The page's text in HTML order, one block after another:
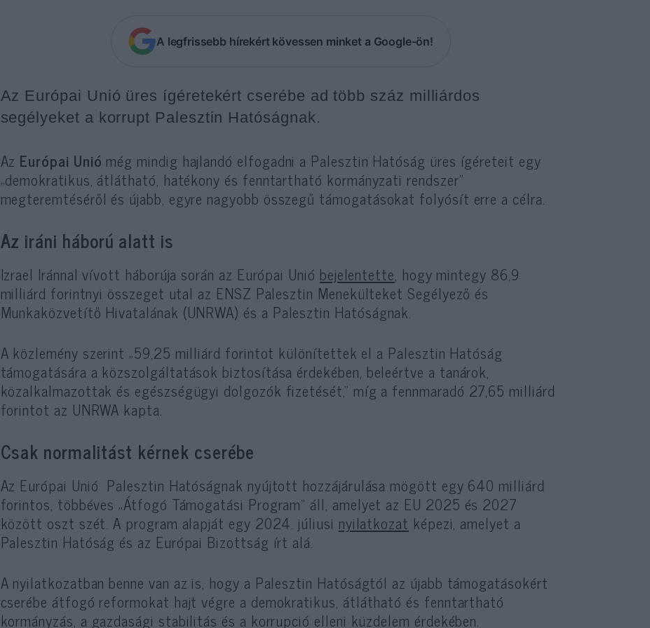
A legfrissebb hírekért kövessen minket a Google-ön!
Az Európai Unió üres ígéretekért cserébe ad több száz milliárdos
segélyeket a korrupt Palesztin Hatóságnak.
Az Európai Unió még mindig hajlandó elfogadni a Palesztin Hatóság üres ígéreteit egy
„demokratikus, átlátható, hatékony és fenntartható kormányzati rendszer”
megteremtéséről és újabb, egyre nagyobb összegű támogatásokat folyósít erre a célra.
Az iráni háború alatt is
Izrael Iránnal vívott háborúja során az Európai Unió bejelentette, hogy mintegy 86,9
milliárd forintnyi összeget utal az ENSZ Palesztin Menekülteket Segélyező és
Munkaközvetítő Hivatalának (UNRWA) és a Palesztin Hatóságnak.
A közlemény szerint „59,25 milliárd forintot különítettek el a Palesztin Hatóság
támogatására a közszolgáltatások biztosítása érdekében, beleértve a tanárok,
közalkalmazottak és egészségügyi dolgozók fizetését,” míg a fennmaradó 27,65 milliárd
forintot az UNRWA kapta.
Csak normalitást kérnek cserébe
Az Európai Unió Palesztin Hatóságnak nyújtott hozzájárulása mögött egy 640 milliárd
forintos, többéves „Átfogó Támogatási Program” áll, amelyet az EU 2025 és 2027
között oszt szét. A program alapját egy 2024. júliusi nyilatkozat képezi, amelyet a
Palesztin Hatóság és az Európai Bizottság írt alá.
A nyilatkozatban benne van az is, hogy a Palesztin Hatóságtól az újabb támogatásokért
cserébe átfogó reformokat hajt végre a demokratikus, átlátható és fenntartható
kormányzás, a gazdasági stabilitás és a korrupció elleni küzdelem érdekében.